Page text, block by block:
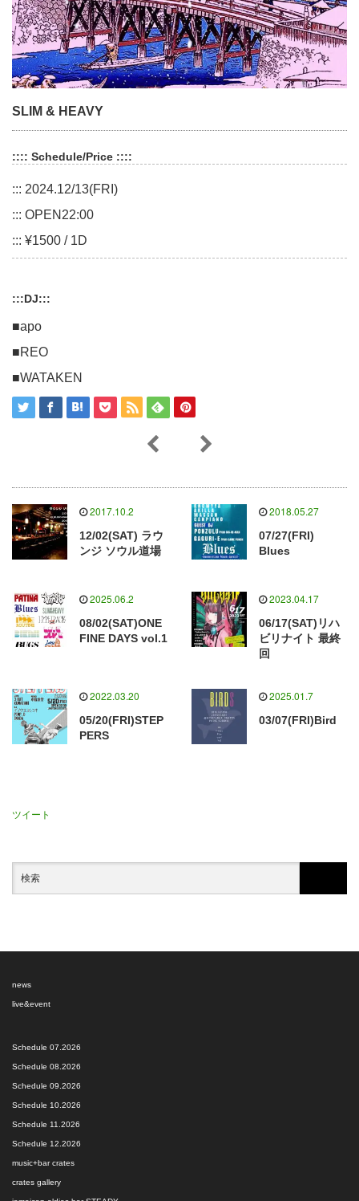
SLIM & HEAVY
:::: Schedule/Price ::::
::: 2024.12/13(FRI)
::: OPEN22:00
::: ¥1500 / 1D
:::DJ:::
■apo
■REO
■WATAKEN
2017.10.2
12/02(SAT) ラウ
ンジ ソウル道場
2018.05.27
07/27(FRI)
Blues
2025.06.2
08/02(SAT)ONE
FINE DAYS vol.1
2023.04.17
06/17(SAT)リハ
ビリナイト 最終
回
2022.03.20
05/20(FRI)STEP
PERS
2025.01.7
03/07(FRI)Bird
ツイート
news
live&event
Schedule 07.2026
Schedule 08.2026
Schedule 09.2026
Schedule 10.2026
Schedule 11.2026
Schedule 12.2026
music+bar crates
crates gallery